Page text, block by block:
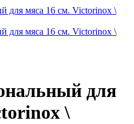
для
\